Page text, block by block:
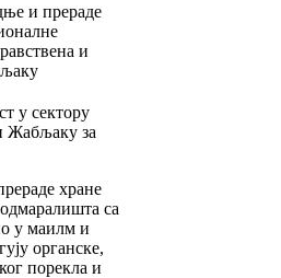
и прераде
и
у сектору
Жабљаку за
хране
са
у маилм и
органске,
порекла и